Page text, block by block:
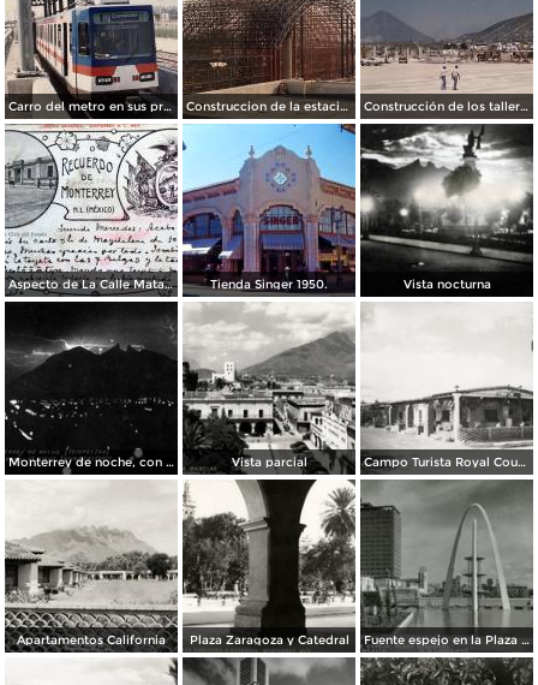
Carro del metro en sus primeras pruebas durante 1990 Construccion de la estacion cuauhtemoc Construcción de los talleres del metro
Aspecto de La Calle Matamoros ( Circulada el 8 de Abril de 1912 ). Tienda Singer 1950. Vista nocturna
Monterrey de noche, con tempestad Vista parcial Campo Turista Royal Courts
Apartamentos California Plaza Zaragoza y Catedral Fuente espejo en la Plaza Zaragoza